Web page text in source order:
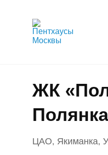
ЖК
ЦАО, Якиманка,